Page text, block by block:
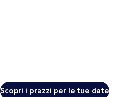
Scopri i prezzi per le tue date